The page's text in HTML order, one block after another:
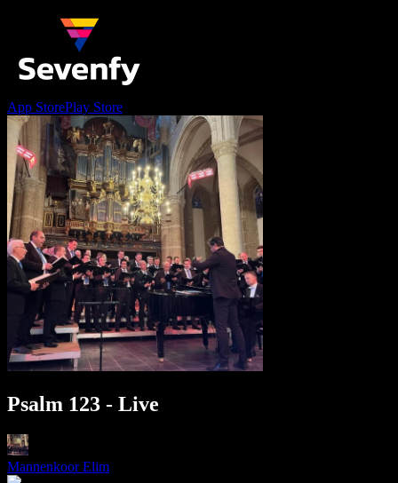
App StorePlay Store
Psalm 123 - Live
Mannenkoor Elim